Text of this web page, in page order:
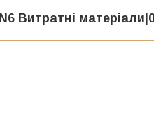
N6 Витратні